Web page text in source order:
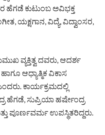
ಹೆಗಡೆ ಕುಟುಂಬ ಅವಿಭಕ್ತ
ಯಕ್ಷಗಾನ, ವಿದ್ಯೆ, ವಿದ್ವಾಂಸರ,
ವ್ಯಕ್ತಿತ್ವ ದವರು, ಆದರ್ಶ
ಆಧ್ಯಾತ್ಮಿಕ ವಿಕಾಸ
ಕಾರ್ಯಕ್ರಮದಲ್ಲಿ
ಹೆಗಡೆ, ಸುಪ್ರಿಯಾ ಹರ್ಷೇಂದ್ರ
ಉಪಸ್ಥಿತರಿದ್ದರು.